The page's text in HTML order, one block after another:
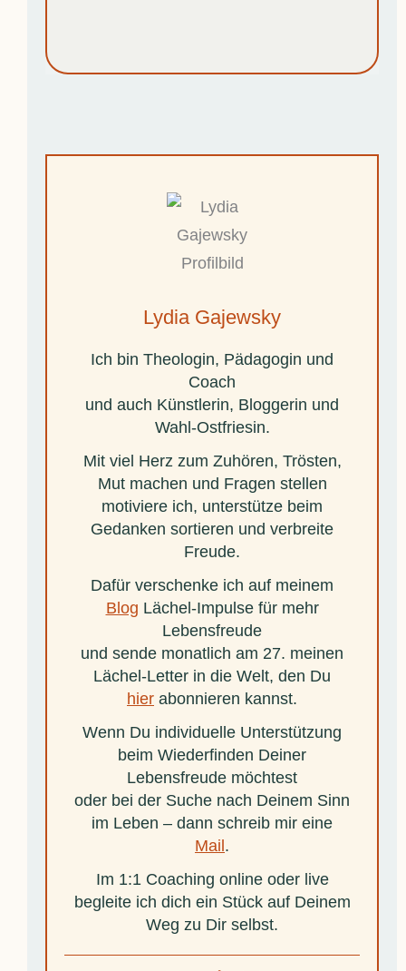
Lydia Gajewsky
Ich bin Theologin, Pädagogin und
Coach
und auch Künstlerin, Bloggerin und
Wahl-Ostfriesin.
Mit viel Herz zum Zuhören, Trösten,
Mut machen und Fragen stellen
motiviere ich, unterstütze beim
Gedanken sortieren und verbreite
Freude.
Dafür verschenke ich auf meinem
Blog Lächel-Impulse für mehr
Lebensfreude
und sende monatlich am 27. meinen
Lächel-Letter in die Welt, den Du
hier abonnieren kannst.
Wenn Du individuelle Unterstützung
beim Wiederfinden Deiner
Lebensfreude möchtest
oder bei der Suche nach Deinem Sinn
im Leben – dann schreib mir eine
Mail .
Im 1:1 Coaching online oder live
begleite ich dich ein Stück auf Deinem
Weg zu Dir selbst.